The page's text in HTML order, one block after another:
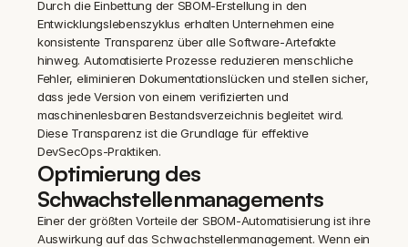
Durch die Einbettung der SBOM-Erstellung in den
Entwicklungslebenszyklus erhalten Unternehmen eine
konsistente Transparenz über alle Software-Artefakte
hinweg. Automatisierte Prozesse reduzieren menschliche
Fehler, eliminieren Dokumentationslücken und stellen sicher,
dass jede Version von einem verifizierten und
maschinenlesbaren Bestandsverzeichnis begleitet wird.
Diese Transparenz ist die Grundlage für effektive
DevSecOps-Praktiken.
Optimierung des
Schwachstellenmanagements
Einer der größten Vorteile der SBOM-Automatisierung ist ihre
Auswirkung auf das Schwachstellenmanagement. Wenn ein